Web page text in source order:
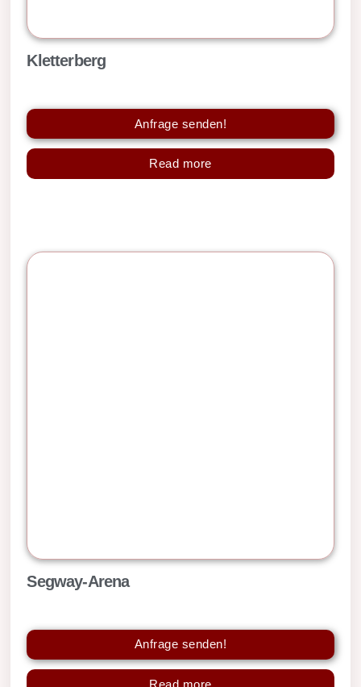
Kletterberg
Anfrage senden!
Read more
Segway-Arena
Anfrage senden!